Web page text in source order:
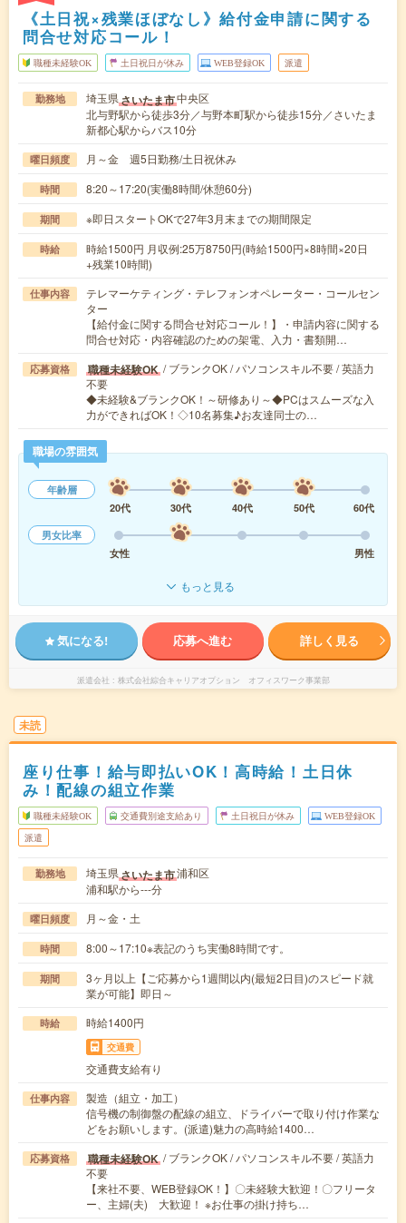
《土日祝×残業ほぼなし》給付金申請に関する
問合せ対応コール！
職種未経験OK 土日祝日が休み WEB登録OK 派遣
勤務地 埼玉県さいたま市中央区
北与野駅から徒歩3分／与野本町駅から徒歩15分／さいたま
新都心駅からバス10分
曜日頻度 月～金 週5日勤務/土日祝休み
時間 8:20～17:20(実働8時間/休憩60分)
期間 ※即日スタートOKで27年3月末までの期間限定
時給
時給1500円 月収例:25万8750円(時給1500円×8時間×20日
+残業10時間)
仕事内容
テレマーケティング・テレフォンオペレーター・コールセン
ター
【給付金に関する問合せ対応コール！】・申請内容に関する
問合せ対応・内容確認のための架電、入力・書類開…
応募資格 職種未経験OK / ブランクOK / パソコンスキル不要 / 英語力
不要
◆未経験&ブランクOK！～研修あり～◆PCはスムーズな入
力ができればOK！◇10名募集♪お友達同士の…
職場の雰囲気
年齢層
20代
30代 40代 50代
60代
男女比率
女性
男性
もっと見る
気になる! 応募へ進む 詳しく見る
派遣会社 株式会社綜合キャリアオプション オフィスワーク事業部
未読
座り仕事！給与即払いOK！高時給！土日休
み！配線の組立作業
職種未経験OK 交通費別途支給あり 土日祝日が休み WEB登録OK
派遣
勤務地 埼玉県さいたま市浦和区
浦和駅から---分
曜日頻度 月～金・土
時間 8:00～17:10※表記のうち実働8時間です。
期間
3ヶ月以上【ご応募から1週間以内(最短2日目)のスピード就
業が可能】即日～
時給 時給1400円
交通費
交通費支給有り
仕事内容
製造（組立・加工）
信号機の制御盤の配線の組立、ドライバーで取り付け作業な
どをお願いします。(派遣)魅力の高時給1400…
応募資格 職種未経験OK / ブランクOK / パソコンスキル不要 / 英語力
不要
【来社不要、WEB登録OK！】〇未経験大歓迎！〇フリータ
ー、主婦(夫) 大歓迎！ ※お仕事の掛け持ち…